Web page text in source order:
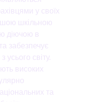
у своїх
шкільною
діючою в
забезпечує
усього світу.
високих
та